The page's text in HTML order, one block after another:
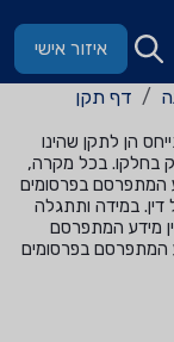
איזור אישי
דף תקן
הן לתקן שהינו
בחלקו. בכל מקרה,
המתפרסם בפרסומים
במידה ותתגלה
מידע המתפרסם
המתפרסם בפרסומים